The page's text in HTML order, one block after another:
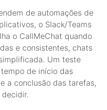
de automações de
o Slack/Teams
o CallMeChat quando
e consistentes, chats
Um teste
de início das
a conclusão das tarefas,